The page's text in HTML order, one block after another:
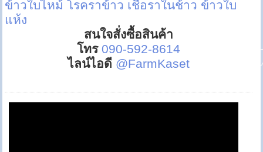
ข้าวใบไหม้ โรคราข้าว เชื้อราในช้าว ข้าวใบ
แห้ง
สนใจสั่งซื้อสินค้า
โทร 090-592-8614
ไลน์ไอดี @FarmKaset